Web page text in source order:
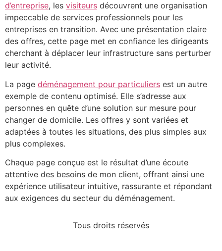
d’entreprise, les visiteurs découvrent une organisation
impeccable de services professionnels pour les
entreprises en transition. Avec une présentation claire
des offres, cette page met en confiance les dirigeants
cherchant à déplacer leur infrastructure sans perturber
leur activité.
La page déménagement pour particuliers est un autre
exemple de contenu optimisé. Elle s’adresse aux
personnes en quête d’une solution sur mesure pour
changer de domicile. Les offres y sont variées et
adaptées à toutes les situations, des plus simples aux
plus complexes.
Chaque page conçue est le résultat d’une écoute
attentive des besoins de mon client, offrant ainsi une
expérience utilisateur intuitive, rassurante et répondant
aux exigences du secteur du déménagement.
Tous droits réservés